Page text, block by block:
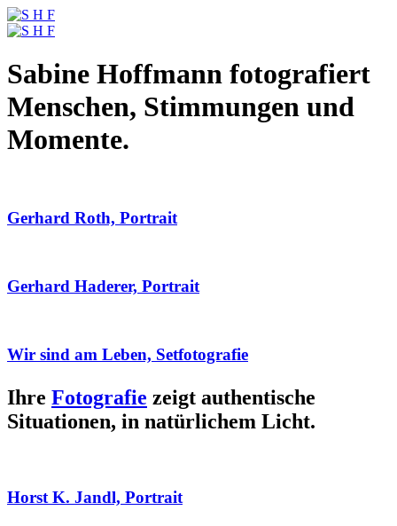
Sabine Hoffmann fotografiert
Menschen, Stimmungen und
Momente.
Gerhard Roth, Portrait
Gerhard Haderer, Portrait
Wir sind am Leben, Setfotografie
Ihre Fotografie zeigt authentische
Situationen, in natürlichem Licht.
Horst K. Jandl, Portrait